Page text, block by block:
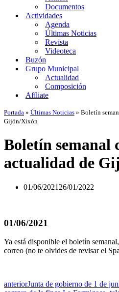
Documentos
Actividades
Agenda
Últimas Noticias
Revista
Videoteca
Buzón
Grupo Municipal
Actualidad
Composición
Afíliate
Portada » Últimas Noticias » Boletín
Gijón/Xixón
Boletín semanal
actualidad de
01/06/2021 26/01/2022
01/06/2021
Ya está disponible el boletín
correo (no te olvides de revisar el
anteriorJunta de gobierno de 1 de